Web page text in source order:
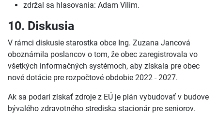
zdržal sa hlasovania: Adam Vilim.
10. Diskusia
V rámci diskusie starostka obce Ing. Zuzana Jancová
oboznámila poslancov o tom, že obec zaregistrovala vo
všetkých informačných systémoch, aby získala pre obec
nové dotácie pre rozpočtové obdobie 2022 - 2027.
Ak sa podarí získať zdroje z EÚ je plán vybudovať v budove
bývalého zdravotného strediska stacionár pre seniorov.